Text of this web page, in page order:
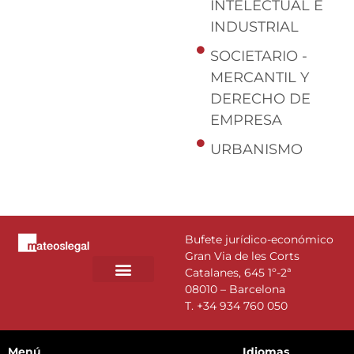
INTELECTUAL E
INDUSTRIAL
SOCIETARIO -
MERCANTIL Y
DERECHO DE
EMPRESA
URBANISMO
Bufete jurídico-económico
Gran Via de les Corts
Catalanes, 645 1º-2ª
08010 – Barcelona
T. +34 934 760 050